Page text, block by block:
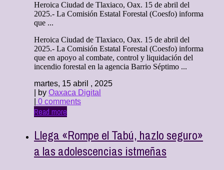
Heroica Ciudad de Tlaxiaco, Oax. 15 de abril del
2025.- La Comisión Estatal Forestal (Coesfo) informa
que ...
Heroica Ciudad de Tlaxiaco, Oax. 15 de abril del
2025.- La Comisión Estatal Forestal (Coesfo) informa
que en apoyo al combate, control y liquidación del
incendio forestal en la agencia Barrio Séptimo ...
martes, 15 abril , 2025
| by Oaxaca Digital
0 comments
Read more
Llega «Rompe el Tabú, hazlo seguro»
a las adolescencias istmeñas